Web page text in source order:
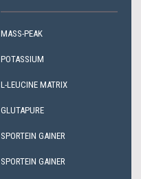
MASS-PEAK
POTASSIUM
L-LEUCINE MATRIX
GLUTAPURE
SPORTEIN GAINER
SPORTEIN GAINER